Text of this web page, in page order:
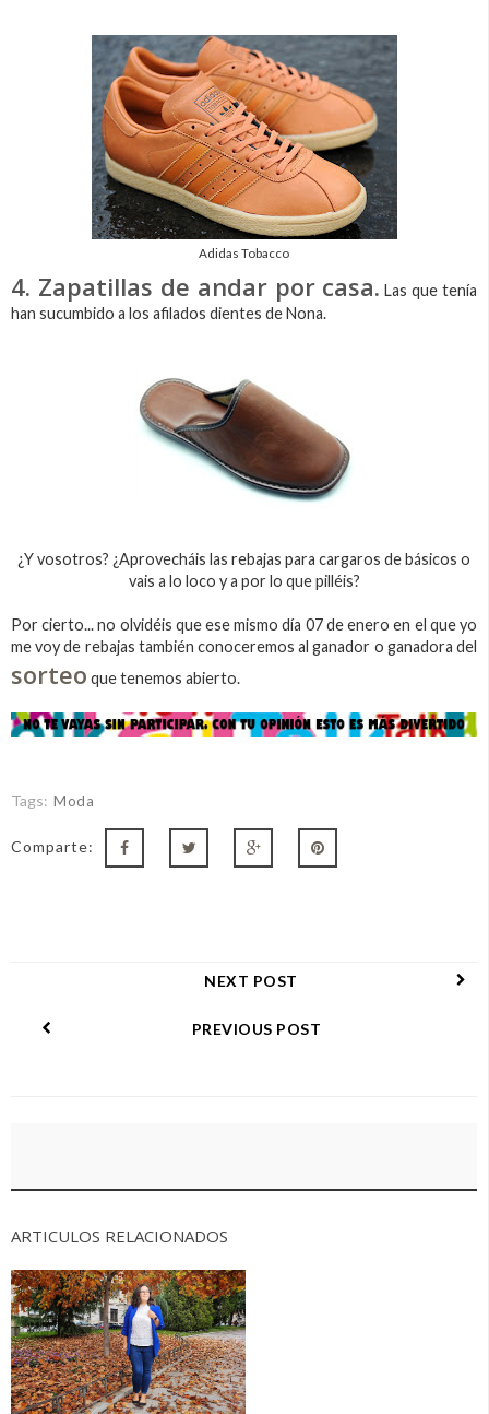
Adidas Tobacco
4. Zapatillas de andar por casa. Las que tenía
han sucumbido a los afilados dientes de Nona.
¿Y vosotros? ¿Aprovecháis las rebajas para cargaros de básicos o
vais a lo loco y a por lo que pilléis?
Por cierto... no olvidéis que ese mismo día 07 de enero en el que yo
me voy de rebajas también conoceremos al ganador o ganadora del
sorteo que tenemos abierto.
Tags: Moda
Comparte:
NEXT POST
PREVIOUS POST
ARTICULOS RELACIONADOS